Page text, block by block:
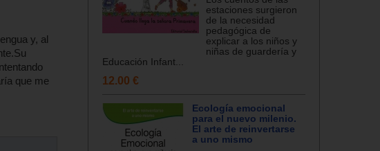
y, al
que me
estaciones surgieron
de la necesidad
pedagógica de
explicar a los niños y
niñas de guardería y
Educación Infant...
12.00 €
Ecología emocional
para el nuevo milenio.
El arte de reinvertarse
a uno mismo